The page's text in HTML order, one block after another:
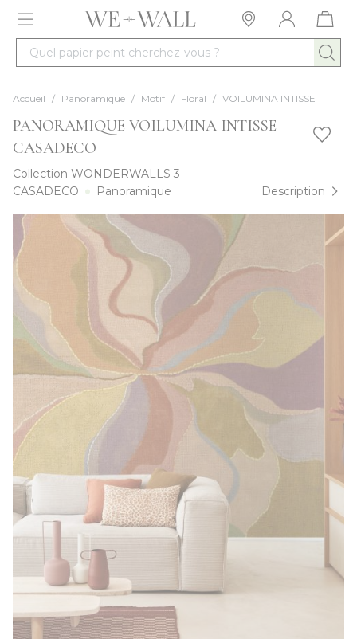
Allez au contenu
Quel papier peint cherchez-vous ?
Accueil / Panoramique / Motif / Floral / VOILUMINA INTISSE
PANORAMIQUE VOILUMINA INTISSE
CASADECO
Collection WONDERWALLS 3
CASADECO
Panoramique Description